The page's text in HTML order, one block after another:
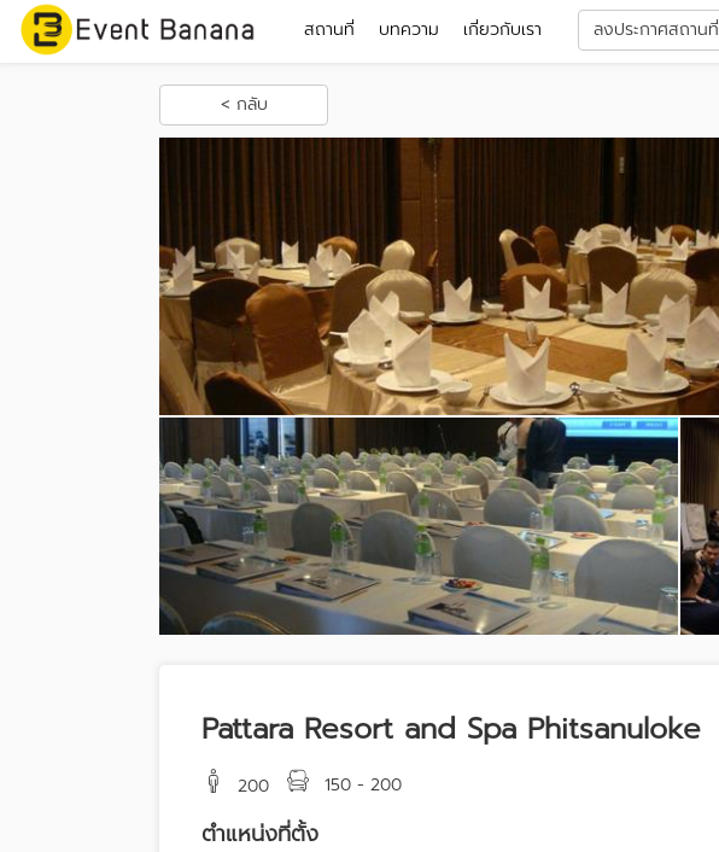
สถานที่ บทความ เกี่ยวกับเรา ลงประกาศสถานที่
< กลับ
Pattara Resort and Spa Phitsanuloke
200 150 - 200
ตำแหน่งที่ตั้ง